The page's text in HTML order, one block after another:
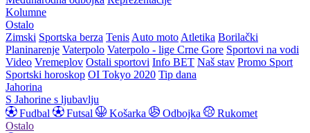
Kolumne
Ostalo
Zimski Sportska berza Tenis Auto moto Atletika Borilački
Planinarenje Vaterpolo Vaterpolo - lige Crne Gore Sportovi na vodi
Video Vremeplov Ostali sportovi Info BET Naš stav Promo Sport
Sportski horoskop OI Tokyo 2020 Tip dana
Jahorina
S Jahorine s ljubavlju
Fudbal
Futsal Košarka Odbojka
Rukomet
Ostalo